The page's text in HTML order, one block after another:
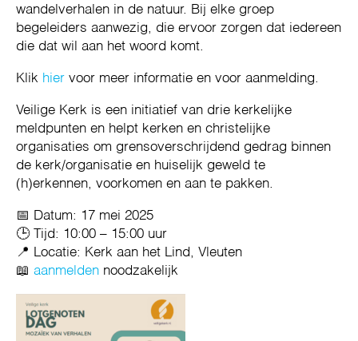
wandelverhalen in de natuur. Bij elke groep
begeleiders aanwezig, die ervoor zorgen dat iedereen
die dat wil aan het woord komt.
Klik hier voor meer informatie en voor aanmelding.
Veilige Kerk is een initiatief van drie kerkelijke
meldpunten en helpt kerken en christelijke
organisaties om grensoverschrijdend gedrag binnen
de kerk/organisatie en huiselijk geweld te
(h)erkennen, voorkomen en aan te pakken.
📅 Datum: 17 mei 2025
🕒 Tijd: 10:00 – 15:00 uur
📍 Locatie: Kerk aan het Lind, Vleuten
📖 aanmelden noodzakelijk